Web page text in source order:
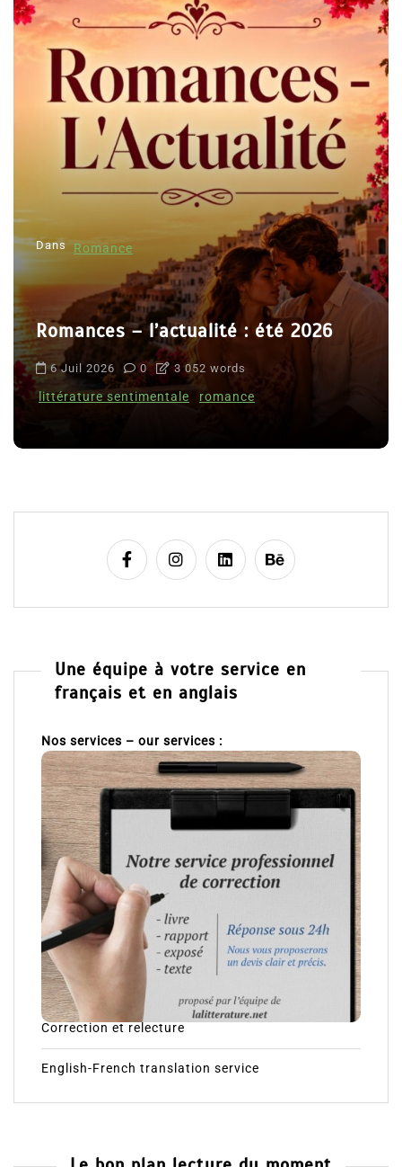
Dans Romance
Romances – l’actualité : été 2026
6 Juil 2026 0 3 052 words
littérature sentimentale romance
Une équipe à votre service en
français et en anglais
Nos services – our services :
Correction et relecture
English-French translation service